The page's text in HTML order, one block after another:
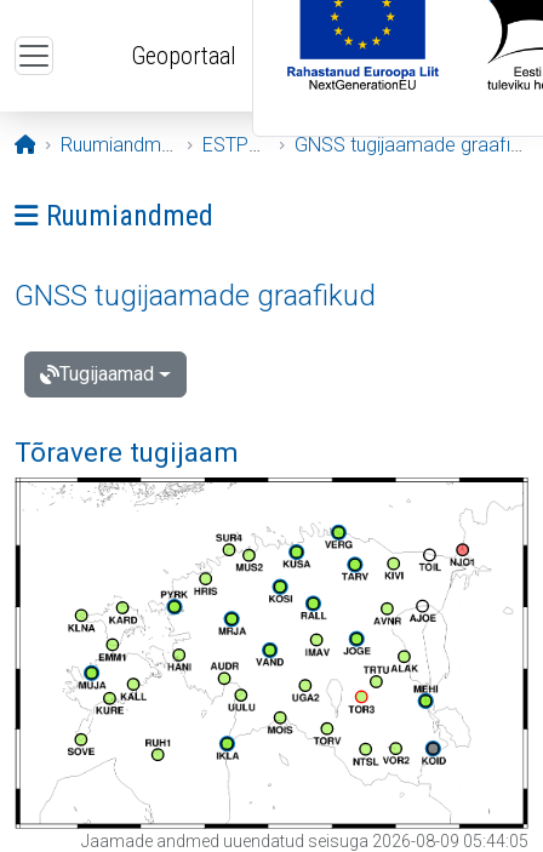
Geoportaal
Avaleht
Ruumiandmed ESTPOS GNSS tugijaamade graafikud
Ava menüü: Ruumiandmed
Ruumiandmed
GNSS tugijaamade graafikud
Tugijaamad
Tõravere tugijaam
Jaamade andmed uuendatud seisuga 2026-08-09 05:44:05